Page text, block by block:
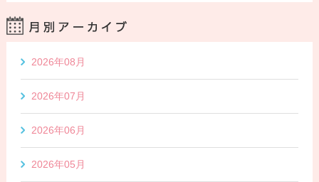
2026年08月
2026年07月
2026年06月
2026年05月